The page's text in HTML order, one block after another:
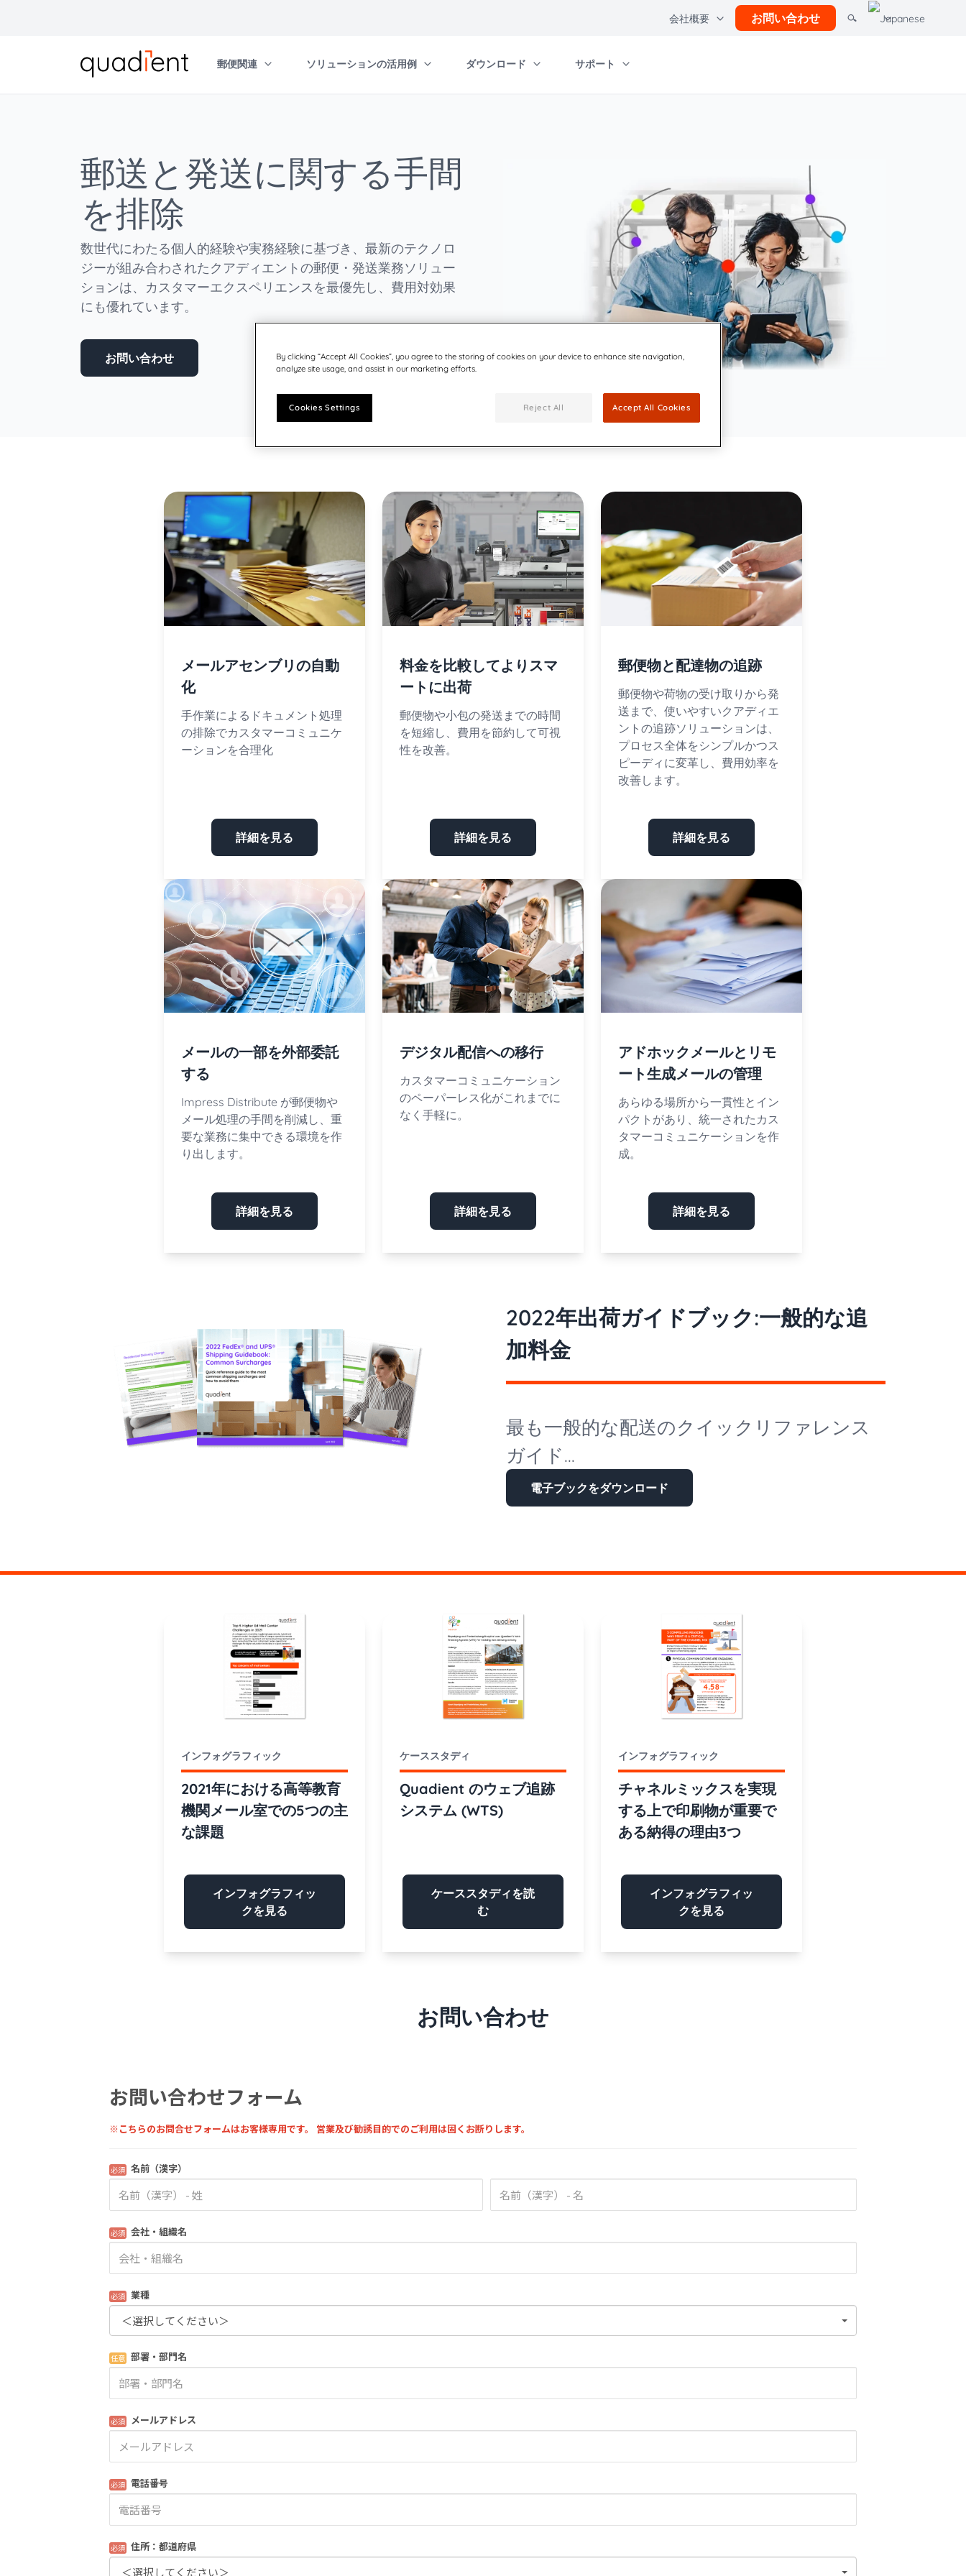
会社概要 お問い合わせ
最高峰のエクセレンス
世界に広がるネットワーク
マネジメントチーム
企業の社会的責任
パートナー
Belgium - FR
Canada - EN
Canada - FR
Denmark
Finland
France
Netherlands
Switzerland - DE
Switzerland - FR
郵便関連 ソリューションの活用例 ダウンロード サポート
郵便料金計器・郵送システム
封入封かん機・インサーター
レターオープナー
デジタルプリンター・宛名作成システ
ム
郵便管理ソフトウェア
消耗品
郵送に関する手間を排除し、時間と費
用を節約しましょう。
カスタマーコミュニケーション管理
ダウンロード
クアディエントサービスサポート
オランダ
オランダ語: ベルギー
フランス
フランス語: ベルギー
フランス語: カナダ
フランス語: スイス
イギリスアイルランド
英語: カナダ
郵送と発送に関する手間
を排除
数世代にわたる個人的経験や実務経験に基づき、最新のテクノロ
ジーが組み合わされたクアディエントの郵便・発送業務ソリュー
ションは、カスタマーエクスペリエンスを最優先し、費用対効果
にも優れています。
お問い合わせ
メールアセンブリの自動
化
手作業によるドキュメント処理
の排除でカスタマーコミュニケ
ーションを合理化
詳細を見る
料金を比較してよりスマ
ートに出荷
郵便物や小包の発送までの時間
を短縮し、費用を節約して可視
性を改善。
詳細を見る
郵便物と配達物の追跡
郵便物や荷物の受け取りから発
送まで、使いやすいクアディエ
ントの追跡ソリューションは、
プロセス全体をシンプルかつス
ピーディに変革し、費用効率を
改善します。
詳細を見る
メールの一部を外部委託
する
Impress Distribute が郵便物や
メール処理の手間を削減し、重
要な業務に集中できる環境を作
り出します。
詳細を見る
デジタル配信への移行
カスタマーコミュニケーション
のペーパーレス化がこれまでに
なく手軽に。
詳細を見る
アドホックメールとリモ
ート生成メールの管理
あらゆる場所から一貫性とイン
パクトがあり、統一されたカス
タマーコミュニケーションを作
成。
詳細を見る
2022年出荷ガイドブック:一般的な追
加料金
最も一般的な配送のクイックリファレンス
ガイド...
電子ブックをダウンロード
インフォグラフィック
2021年における高等教育
機関メール室での5つの主
な課題
インフォグラフィッ
クを見る
ケーススタディ
Quadient のウェブ追跡
システム (WTS)
ケーススタディを読
む
インフォグラフィック
チャネルミックスを実現
する上で印刷物が重要で
ある納得の理由3つ
インフォグラフィッ
クを見る
お問い合わせ
By clicking “Accept All Cookies”, you agree to the storing of cookies on your device to enhance site navigation,
analyze site usage, and assist in our marketing efforts.
Cookies Settings Reject All Accept All Cookies